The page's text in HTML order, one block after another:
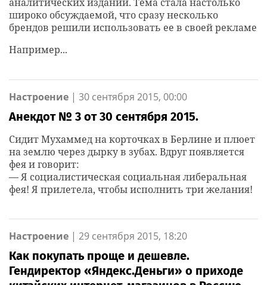
широко обсуждаемой, что сразу несколько
брендов решили использовать ее в своей рекламе
Например...
Настроение | 30 сентября 2015, 00:00
Анекдот № 3 от 30 сентября 2015.
Cидит Мухаммед на корточках в Берлине и плюет
на землю через дырку в зубах. Вдруг появляется
фея и говорит:
— Я социалистическая социальная либеральная
фея! Я прилетела, чтобы исполнить три желания!
Настроение | 29 сентября 2015, 18:20
Как покупать проще и дешевле.
Гендиректор «Яндекс.Деньги» о приходе